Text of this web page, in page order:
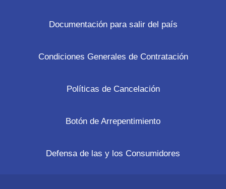
Documentación para salir del país
Condiciones Generales de Contratación
Políticas de Cancelación
Botón de Arrepentimiento
Defensa de las y los Consumidores